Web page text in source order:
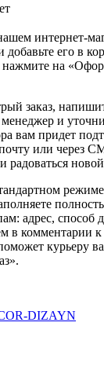
интернет-
его в
на
заказ,
и
вам придет
или через
радоваться
адрес, способ
в комментарии к
курьеру
DIZAYN